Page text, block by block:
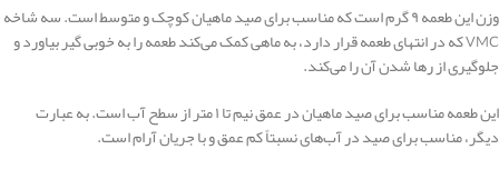
وزن این طعمه ۹ گرم است که مناسب برای صید ماهیان کوچک و متوسط است. سه شاخه
VMC که در انتهای طعمه قرار دارد، به ماهی کمک می‌کند طعمه را به خوبی گیر بیاورد و
جلوگیری از رها شدن آن را می‌کند.
این طعمه مناسب برای صید ماهیان در عمق نیم تا ۱ متر از سطح آب است. به عبارت
دیگر، مناسب برای صید در آب‌های نسبتاً کم عمق و با جریان آرام است.